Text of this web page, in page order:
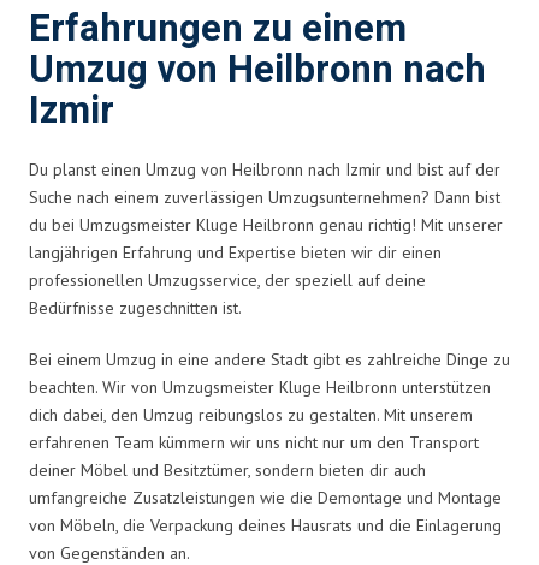
Erfahrungen zu einem
Umzug von Heilbronn nach
Izmir
Du planst einen Umzug von Heilbronn nach Izmir und bist auf der
Suche nach einem zuverlässigen Umzugsunternehmen? Dann bist
du bei Umzugsmeister Kluge Heilbronn genau richtig! Mit unserer
langjährigen Erfahrung und Expertise bieten wir dir einen
professionellen Umzugsservice, der speziell auf deine
Bedürfnisse zugeschnitten ist.
Bei einem Umzug in eine andere Stadt gibt es zahlreiche Dinge zu
beachten. Wir von Umzugsmeister Kluge Heilbronn unterstützen
dich dabei, den Umzug reibungslos zu gestalten. Mit unserem
erfahrenen Team kümmern wir uns nicht nur um den Transport
deiner Möbel und Besitztümer, sondern bieten dir auch
umfangreiche Zusatzleistungen wie die Demontage und Montage
von Möbeln, die Verpackung deines Hausrats und die Einlagerung
von Gegenständen an.